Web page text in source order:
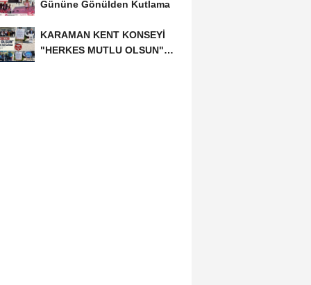
Gününe Gönülden Kutlama
KARAMAN KENT KONSEYİ
"HERKES MUTLU OLSUN"